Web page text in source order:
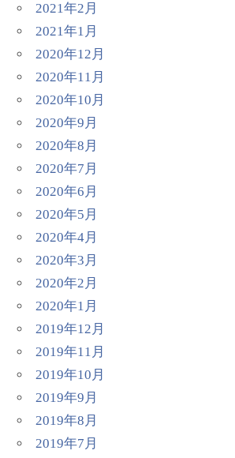
2021年2月
2021年1月
2020年12月
2020年11月
2020年10月
2020年9月
2020年8月
2020年7月
2020年6月
2020年5月
2020年4月
2020年3月
2020年2月
2020年1月
2019年12月
2019年11月
2019年10月
2019年9月
2019年8月
2019年7月